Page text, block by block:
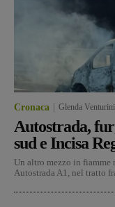
Cronaca Glenda Venturini
Autostrada,
sud e Incisa
Un altro mezzo in fiamme
Autostrada A1, nel tratto